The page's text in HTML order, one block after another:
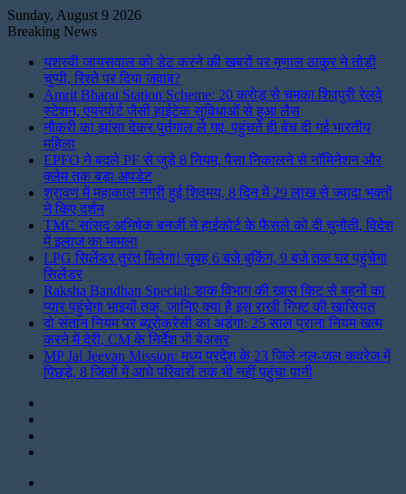
Sunday, August 9 2026
Breaking News
यशस्वी जायसवाल को डेट करने की खबरों पर मृणाल ठाकुर ने तोड़ी
चुप्पी, रिश्ते पर दिया जवाब?
Amrit Bharat Station Scheme: 20 करोड़ से चमका शिवपुरी रेलवे
स्टेशन, एयरपोर्ट जैसी हाईटेक सुविधाओं से हुआ लैस
नौकरी का झांसा देकर पुर्तगाल ले गए, पहुंचते ही बेच दी गई भारतीय
महिला
EPFO ने बदले PF से जुड़े 8 नियम, पैसा निकालने से नॉमिनेशन और
क्लेम तक बड़ा अपडेट
श्रावण में महाकाल नगरी हुई शिवमय, 8 दिन में 29 लाख से ज्यादा भक्तों
ने किए दर्शन
TMC सांसद अभिषेक बनर्जी ने हाईकोर्ट के फैसले को दी चुनौती, विदेश
में इलाज का मामला
LPG सिलेंडर तुरंत मिलेगा! सुबह 6 बजे बुकिंग, 9 बजे तक घर पहुंचेगा
सिलेंडर
Raksha Bandhan Special: डाक विभाग की खास किट से बहनों का
प्यार पहुंचेगा भाइयों तक, जानिए क्या है इस राखी गिफ्ट की खासियत
दो संतान नियम पर ब्यूरोक्रेसी का अड़ंगा: 25 साल पुराना नियम खत्म
करने में देरी, CM के निर्देश भी बेअसर
MP Jal Jeevan Mission: मध्य प्रदेश के 23 जिले नल-जल कवरेज में
पिछड़े, 8 जिलों में आधे परिवारों तक भी नहीं पहुंचा पानी